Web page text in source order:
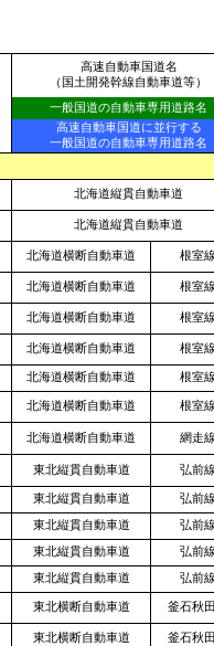
高速自動車国道名
（国土開発幹線自動車道等）
一般国道の自動車専用道路名
高速自動車国道に並行する
一般国道の自動車専用道路名
北海道縦貫自動車道
北海道縦貫自動車道
北海道横断自動車道 根室
北海道横断自動車道 根室
北海道横断自動車道 根室
北海道横断自動車道 根室
北海道横断自動車道 根室
北海道横断自動車道 根室
北海道横断自動車道 網走
東北縦貫自動車道 弘前
東北縦貫自動車道 弘前
東北縦貫自動車道 弘前
東北縦貫自動車道 弘前
東北縦貫自動車道 弘前
東北横断自動車道 釜石秋
東北横断自動車道 釜石秋